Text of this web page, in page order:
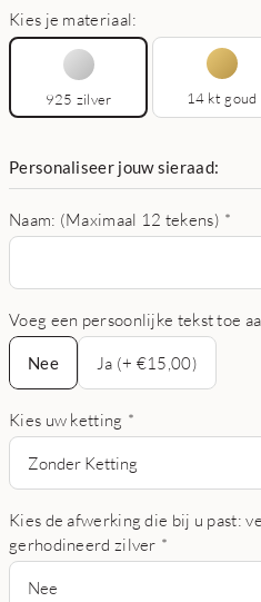
Kies je materiaal:
925 zilver 14 kt goud
Personaliseer jouw sieraad:
Naam: (Maximaal 12 tekens) *
Voeg een persoonlijke tekst toe
Nee
Nee
Ja (+ €15,00)
Kies uw ketting *
Zonder Ketting
Kies de afwerking die bij u past:
gerhodineerd zilver *
Nee